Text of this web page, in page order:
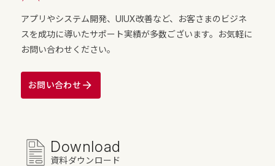
アプリやシステム開発、UIUX改善など、お客さまのビジネ
スを成功に導いたサポート実績が多数ございます。お気軽に
お問い合わせください。
お問い合わせ
Download
資料ダウンロード